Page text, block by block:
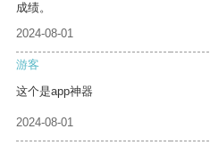
成绩。
2024-08-01
游客
这个是app神器
2024-08-01